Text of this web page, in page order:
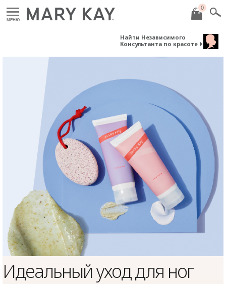
МЕНЮ
0
Найти Независимого
Консультанта по красоте
Идеальный уход для ног